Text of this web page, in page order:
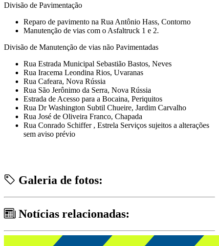
Divisão de Pavimentação
Reparo de pavimento na Rua Antônio Hass, Contorno
Manutenção de vias com o Asfaltruck 1 e 2.
Divisão de Manutenção de vias não Pavimentadas
Rua Estrada Municipal Sebastião Bastos, Neves
Rua Iracema Leondina Rios, Uvaranas
Rua Cafeara, Nova Rússia
Rua São Jerônimo da Serra, Nova Rússia
Estrada de Acesso para a Bocaina, Periquitos
Rua Dr Washington Subtil Chueire, Jardim Carvalho
Rua José de Oliveira Franco, Chapada
Rua Conrado Schiffer , Estrela Serviços sujeitos a alterações
sem aviso prévio
Galeria de fotos:
Notícias relacionadas: